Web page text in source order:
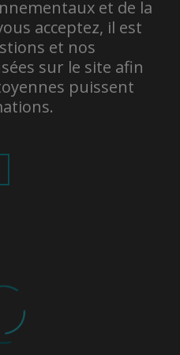
et de la
acceptez, il est
et nos
sur le site afin
puissent